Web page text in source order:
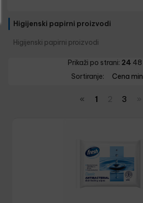
Higijenski papirni proizvodi
Higijenski papirni proizvodi
Prikaži po strani: 24 48
Sortiranje:
Cena min
« 1 3